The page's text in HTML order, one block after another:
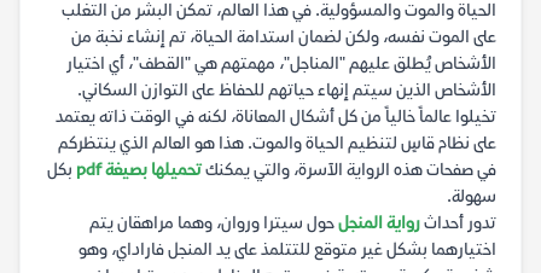
الحياة والموت والمسؤولية. في هذا العالم، تمكن البشر من التغلب
على الموت نفسه، ولكن لضمان استدامة الحياة، تم إنشاء نخبة من
الأشخاص يُطلق عليهم "المناجل"، مهمتهم هي "القطف"، أي اختيار
الأشخاص الذين سيتم إنهاء حياتهم للحفاظ على التوازن السكاني.
تخيلوا عالماً خالياً من كل أشكال المعاناة، لكنه في الوقت ذاته يعتمد
على نظام قاسٍ لتنظيم الحياة والموت. هذا هو العالم الذي ينتظركم
في صفحات هذه الرواية الآسرة، والتي يمكنكتحميلها بصيغة pdf
بكل
سهولة.
تدور أحداثرواية المنجلحول سيترا وروان، وهما مراهقان يتم
اختيارهما بشكل غير متوقع للتتلمذ على يد المنجل فاراداي، وهو